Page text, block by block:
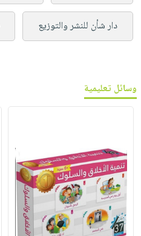
دار شأن للنشر والتوزيع
وسائل تعليمية